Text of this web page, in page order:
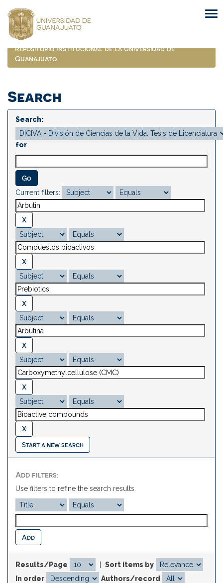
navigation
Repositorio Institucional de la Universidad de
Guanajuato
Search
Search:
for
Current filters:
Start a new search
Add filters:
Use filters to refine the search results.
Results/Page
Sort items by
In order
Authors/record